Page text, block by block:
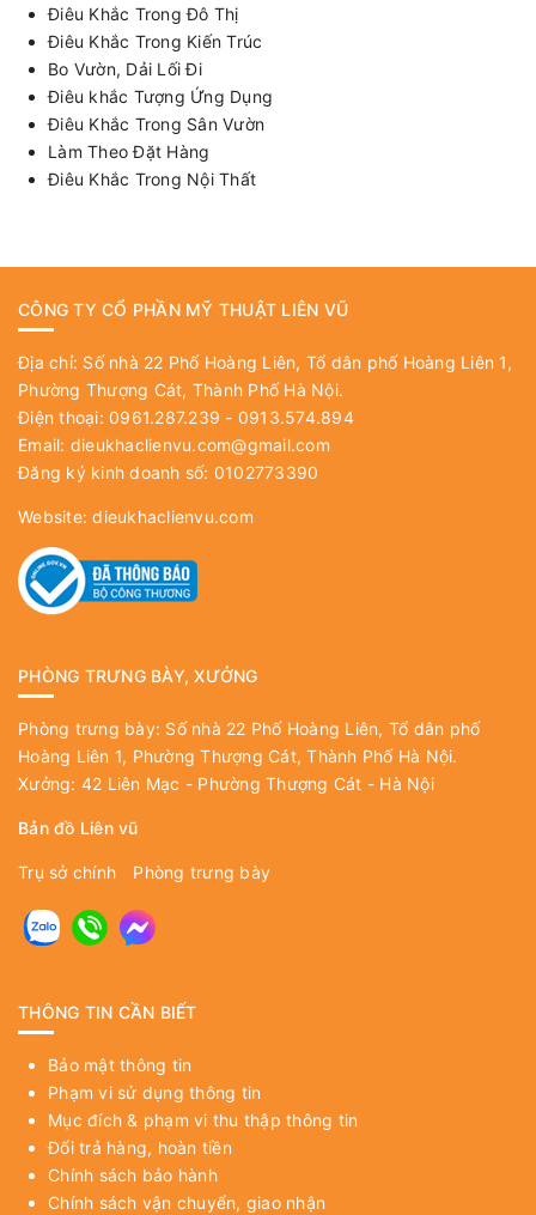
Điêu Khắc Trong Đô Thị
Điêu Khắc Trong Kiến Trúc
Bo Vườn, Dải Lối Đi
Điêu khắc Tượng Ứng Dụng
Điêu Khắc Trong Sân Vườn
Làm Theo Đặt Hàng
Điêu Khắc Trong Nội Thất
CÔNG TY CỔ PHẦN MỸ THUẬT LIÊN VŨ
Địa chỉ: Số nhà 22 Phố Hoàng Liên, Tổ dân phố Hoàng Liên 1,
Phường Thượng Cát, Thành Phố Hà Nội.
Điện thoại: 0961.287.239 - 0913.574.894
Email: dieukhaclienvu.com@gmail.com
Đăng ký kinh doanh số: 0102773390
Website:dieukhaclienvu.com
PHÒNG TRƯNG BÀY, XƯỞNG
Phòng trưng bày: Số nhà 22 Phố Hoàng Liên, Tổ dân phố
Hoàng Liên 1, Phường Thượng Cát, Thành Phố Hà Nội.
Xưởng: 42 Liên Mạc - Phường Thượng Cát - Hà Nội
Bản đồ Liên vũ
Trụ sở chính Phòng trưng bày
THÔNG TIN CẦN BIẾT
Bảo mật thông tin
Phạm vi sử dụng thông tin
Mục đích & phạm vi thu thập thông tin
Đổi trả hàng, hoàn tiền
Chính sách bảo hành
Chính sách vận chuyển, giao nhận